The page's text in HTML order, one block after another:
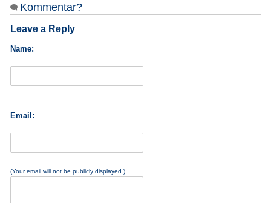
Kommentar?
Leave a Reply
Name:
Email:
(Your email will not be publicly displayed.)